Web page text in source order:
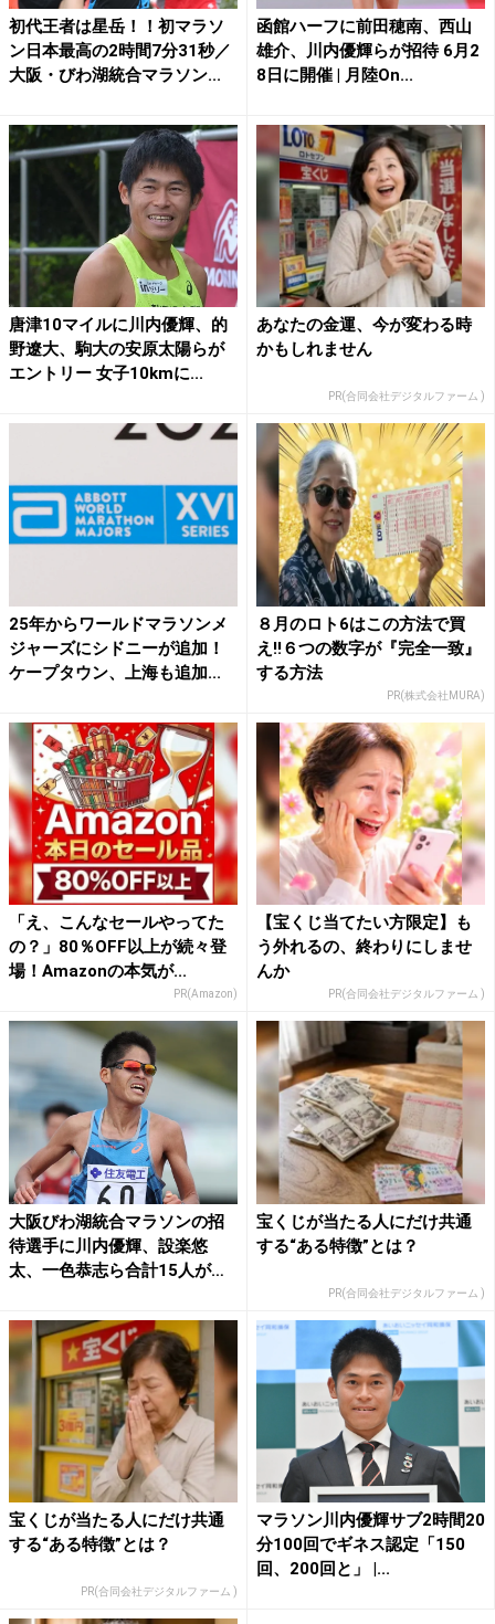
初代王者は星岳！！初マラソ
ン日本最高の2時間7分31秒／
大阪・びわ湖統合マラソン...
函館ハーフに前田穂南、西山
雄介、川内優輝らが招待 6月2
8日に開催 | 月陸On...
唐津10マイルに川内優輝、的
野遼大、駒大の安原太陽らが
エントリー 女子10kmに...
あなたの金運、今が変わる時
かもしれません
PR(合同会社デジタルファーム )
25年からワールドマラソンメ
ジャーズにシドニーが追加！
ケープタウン、上海も追加...
８月のロト6はこの方法で買
え!!６つの数字が『完全一致』
する方法
PR(株式会社MURA)
「え、こんなセールやってた
の？」80％OFF以上が続々登
場！Amazonの本気が...
PR(Amazon)
【宝くじ当てたい方限定】も
う外れるの、終わりにしませ
んか
PR(合同会社デジタルファーム )
大阪びわ湖統合マラソンの招
待選手に川内優輝、設楽悠
太、一色恭志ら合計15人が発
宝くじが当たる人にだけ共通
する“ある特徴”とは？
PR(合同会社デジタルファーム )
宝くじが当たる人にだけ共通
する“ある特徴”とは？
PR(合同会社デジタルファーム )
マラソン川内優輝サブ2時間20
分100回でギネス認定「150
回、200回と」 |...